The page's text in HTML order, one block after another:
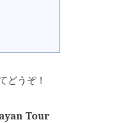
どうぞ！
Tour